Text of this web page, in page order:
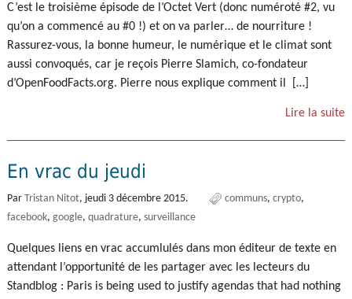
C’est le troisième épisode de l’Octet Vert (donc numéroté #2, vu
qu’on a commencé au #0 !) et on va parler… de nourriture !
Rassurez-vous, la bonne humeur, le numérique et le climat sont
aussi convoqués, car je reçois Pierre Slamich, co-fondateur
d’OpenFoodFacts.org. Pierre nous explique comment il […]
Lire la suite
En vrac du jeudi
Par Tristan Nitot, jeudi 3 décembre 2015. communs crypto
facebook google quadrature surveillance
Quelques liens en vrac accumlulés dans mon éditeur de texte en
attendant l’opportunité de les partager avec les lecteurs du
Standblog : Paris is being used to justify agendas that had nothing